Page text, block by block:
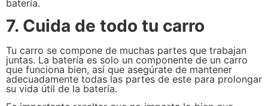
batería.
7. Cuida de todo tu carro
Tu carro se compone de muchas partes que trabajan
juntas. La batería es solo un componente de un carro
que funciona bien, así que asegúrate de mantener
adecuadamente todas las partes de este para prolongar
su vida útil de la batería.